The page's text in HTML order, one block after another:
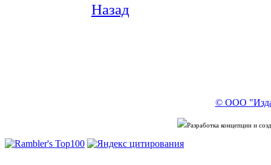
Назад
© ООО
Разработка концепции и